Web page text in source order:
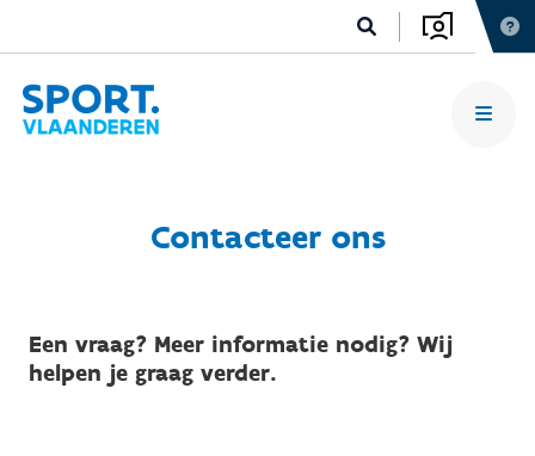
Contacteer ons
Een vraag? Meer informatie nodig? Wij
helpen je graag verder.